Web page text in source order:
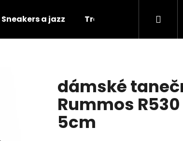
Sneakers a jazz Tréninkové Cvičky
dámské
Rummos
5cm